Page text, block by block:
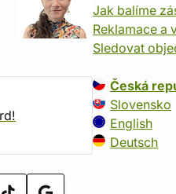
Jak balíme
Reklamace a
Sledovat
Česká
Slovensko
English
Deutsch